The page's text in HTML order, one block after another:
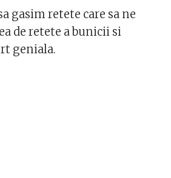
gasim retete care sa ne
de retete a bunicii si
geniala.